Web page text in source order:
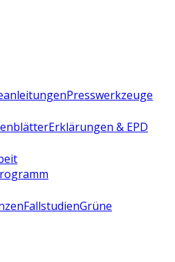
Presswerkzeuge
Erklärungen & EPD
FallstudienGrüne